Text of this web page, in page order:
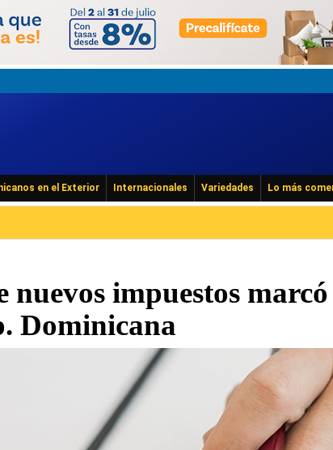
en el Exterior Internacionales Variedades Lo más
nuevos impuestos
Dominicana